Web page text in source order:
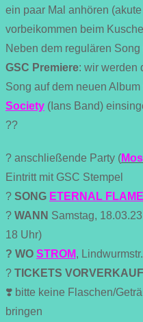
ein paar Mal anhören
vorbeikommen beim
Neben dem regulären
GSC Premiere: wir werden
Song auf dem neuen Album
Society (Ians Band)
??
? anschließende Party (
Eintritt mit GSC Stempel
? SONG ETERNAL
? WANN Samstag,
18 Uhr)
? WO STROM,
? TICKETS VORVERKAUF
❣️ bitte keine Flaschen/
bringen